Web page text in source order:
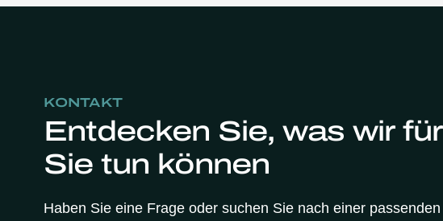
KONTAKT
Entdecken Sie, was wir für
Sie tun können
Haben Sie eine Frage oder suchen Sie nach einer passenden